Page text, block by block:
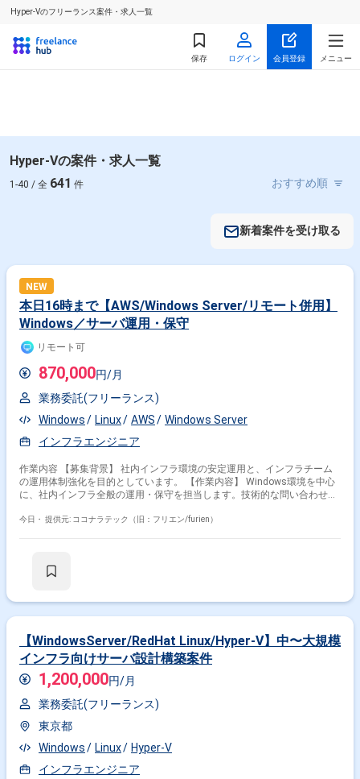
Hyper-Vのフリーランス案件・求人一覧
保存 ログイン 会員登録 メニュー
Hyper-Vの案件・求人一覧
1-40 / 全 641 件
新着案件を受け取る
NEW
本日16時まで【AWS/Windows Server/リモート併用】
Windows／サーバ運用・保守
リモート可
870,000円/月
業務委託(フリーランス)
Windows
Linux AWS
Windows Server
インフラエンジニア
作業内容 【募集背景】 社内インフラ環境の安定運用と、インフラチーム
の運用体制強化を目的としています。 【作業内容】 Windows環境を中心
に、社内インフラ全般の運用・保守を担当します。技術的な問い合わせ対
ループポリシーの運用、Zscalerの運用支援、Hyper-V環境やオンプレミス
あわせて、ログや監視情報を活用したトラブルシューティング、恒久対
バ、AWS環境など、幅広い社内インフラの運用・保守に携われます。
【開発環境】 OSはWindows Server、Linuxです。仮想基盤はHyper-Vを使
用します。ゼロトラスト・プロキシはZscaler（ZIA、ZPA、Client
Connector）、ディレクトリはActive Directory、GPOを使用します。スク
リプトはPowerShell、シェルスクリプトを使用します。AWSサービスは
EC2、EBS、VPC、IAM、CloudWatch、スナップショット、セキュリティ
グループを使用します。
今日・ 提供元: ココナラテック（旧：フリエン/furien）
【WindowsServer/RedHat Linux/Hyper-V】中〜大規模
インフラ向けサーバ設計構築案件
1,200,000円/月
業務委託(フリーランス)
東京都
Windows
Linux
Hyper-V
インフラエンジニア